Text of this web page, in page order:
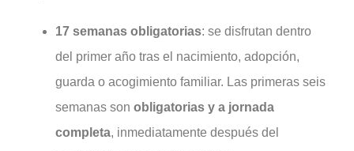
17 semanas obligatorias: se disfrutan dentro
del primer año tras el nacimiento, adopción,
guarda o acogimiento familiar. Las primeras seis
semanas son obligatorias y a jornada
completa, inmediatamente después del